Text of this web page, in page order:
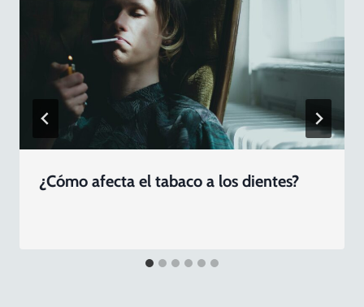
¿Cómo afecta el tabaco a los dientes?